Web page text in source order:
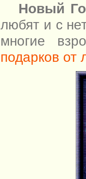
Новый
любят и с
многие
подарков